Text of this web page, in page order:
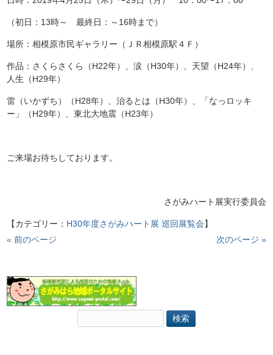
（初日：13時～ 最終日：～16時まで）
場所：相模原市民ギャラリー（ＪＲ相模原駅４Ｆ）
作品：さくらさくら（H22年）、涙（H30年）、天望（H24年）、
人生（H29年）
雷（いかずち）（H28年）、治るとは（H30年）、「なっロッキ
ー」（H29年）、東北大地震（H23年）
ご来場お待ちしております。
さがみハート展実行委員会
【カテゴリー： H30年度さがみハート展 巡回展覧会】
« 前のページ
次のページ »
索: